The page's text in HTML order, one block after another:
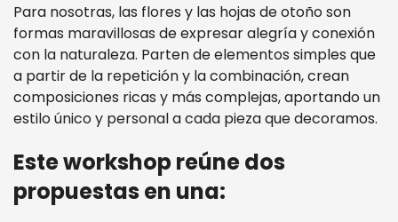
Para nosotras, las flores y las hojas de otoño son
formas maravillosas de expresar alegría y conexión
con la naturaleza. Parten de elementos simples que
a partir de la repetición y la combinación, crean
composiciones ricas y más complejas, aportando un
estilo único y personal a cada pieza que decoramos.
Este workshop reúne dos
propuestas en una: